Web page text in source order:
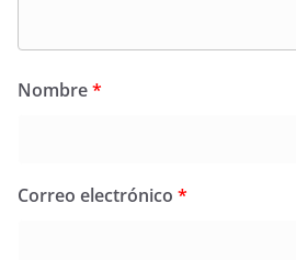
Nombre*
Correo electrónico *